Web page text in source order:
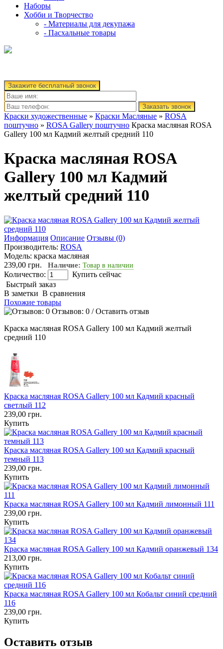
Наборы
Хобби и Творчество
- Материалы для декупажа
- Пасхальные товары
Закажите бесплатный звонок
Заказать звонок
Краски художественные » Краски Масляные » ROSA
поштучно » ROSA Gallery поштучно Краска масляная ROSA
Gallery 100 мл Кадмий желтый средний 110
Краска масляная ROSA
Gallery 100 мл Кадмий
желтый средний 110
Информация Описание Отзывы (0)
Производитель: ROSA
Модель: краска масляная
239,00 грн. Наличие: Товар в наличии
Количество:
Купить сейчас
Быстрый заказ
В заметки В сравнения
Похожие товары
Отзывов: 0 /Оставить отзыв
Краска масляная ROSA Gallery 100 мл Кадмий желтый
средний 110
Краска масляная ROSA Gallery 100 мл Кадмий красный
светлый 112
239,00 грн.
Купить
Краска масляная ROSA Gallery 100 мл Кадмий красный
темный 113
239,00 грн.
Купить
Краска масляная ROSA Gallery 100 мл Кадмий лимонный 111
239,00 грн.
Купить
Краска масляная ROSA Gallery 100 мл Кадмий оранжевый 134
213,00 грн.
Купить
Краска масляная ROSA Gallery 100 мл Кобальт синий средний
116
239,00 грн.
Купить
Оставить отзыв